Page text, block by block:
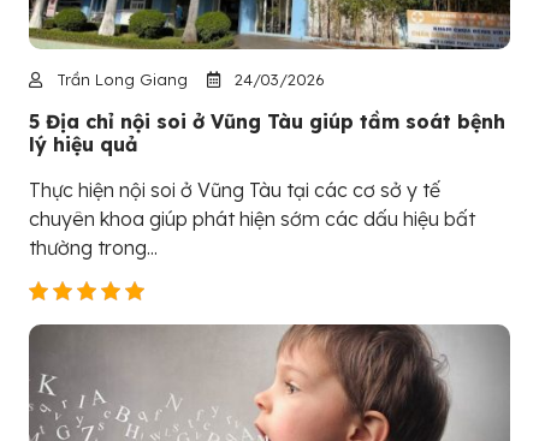
Trần Long Giang 24/03/2026
5 Địa chỉ nội soi ở Vũng Tàu giúp tầm soát bệnh
lý hiệu quả
Thực hiện nội soi ở Vũng Tàu tại các cơ sở y tế
chuyên khoa giúp phát hiện sớm các dấu hiệu bất
thường trong...